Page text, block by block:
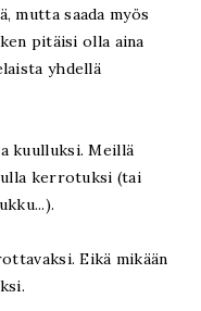
mutta saada myös
pitäisi olla aina
yhdellä
kuulluksi. Meillä
kerrotuksi (tai
Eikä mikään